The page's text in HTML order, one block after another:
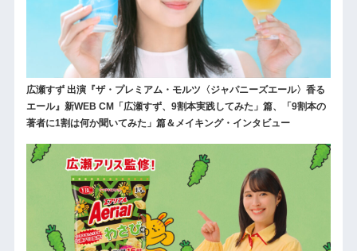
広瀬すず 出演『ザ・プレミアム・モルツ〈ジャパニーズエール〉香る
エール』新WEB CM「広瀬すず、9割本実践してみた」篇、「9割本の
著者に1割は何か聞いてみた」篇＆メイキング・インタビュー